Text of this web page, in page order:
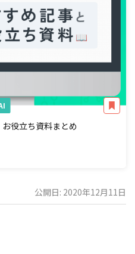
役立ち資料まとめ
公開日: 2020年12月11日